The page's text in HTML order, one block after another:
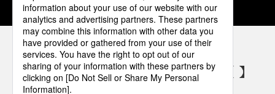
パナソニックの電気設備 SNSアカウント